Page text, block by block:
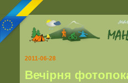
2011-06-28
Вечірня